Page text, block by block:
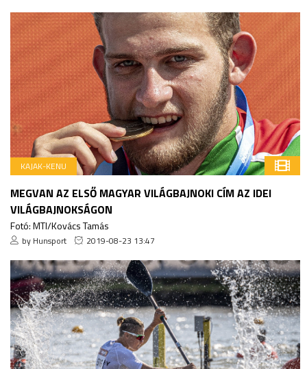
KAJAK-KENU
MEGVAN AZ ELSŐ MAGYAR VILÁGBAJNOKI CÍM AZ IDEI
VILÁGBAJNOKSÁGON
Fotó: MTI/Kovács Tamás
by Hunsport 2019-08-23 13:47